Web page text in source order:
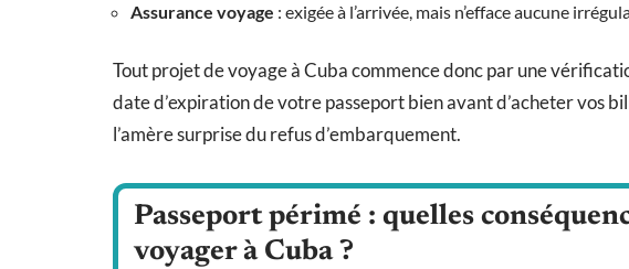
Assurance voyage : exigée à l’arrivée, mais n’efface aucune
Tout projet de voyage à Cuba commence donc par une
date d’expiration de votre passeport bien avant d’acheter vos
l’amère surprise du refus d’embarquement.
Passeport périmé : quelles
voyager à Cuba ?